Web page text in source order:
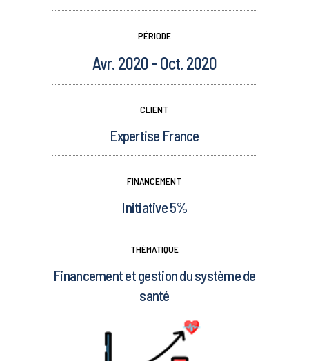
PÉRIODE
Avr. 2020 - Oct. 2020
CLIENT
Expertise France
FINANCEMENT
Initiative 5%
THÉMATIQUE
Financement et gestion du système de
santé